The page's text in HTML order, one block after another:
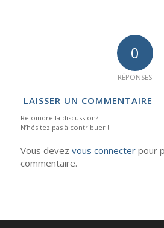
0
RÉPONSES
LAISSER UN COMMENTAIRE
Rejoindre la discussion?
N’hésitez pas à contribuer !
Vous devez vous connecterpour
commentaire.